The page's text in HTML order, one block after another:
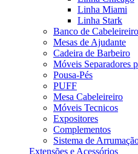
Linha Miami
Linha Stark
Banco de Cabeleireiro
Mesas de Ajudante
Cadeira de Barbeiro
Móveis Separadores
Pousa-Pés
PUFF
Mesa Cabeleireiro
Móveis Tecnicos
Expositores
Complementos
Sistema de
Extensões e Acessórios